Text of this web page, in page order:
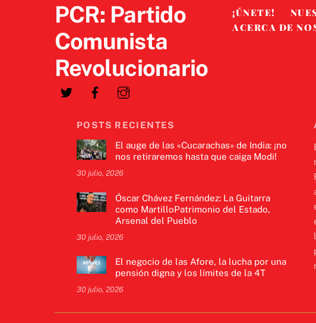
PCR: Partido
Comunista
Revolucionario
¡ÚNETE!
ACERCA DE
POSTS RECIENTES
El auge de las «Cucarachas» de India: ¡no
nos retiraremos hasta que caiga Modi!
30 julio, 2026
Óscar Chávez Fernández: La Guitarra
como MartilloPatrimonio del Estado,
Arsenal del Pueblo
30 julio, 2026
El negocio de las Afore, la lucha por una
pensión digna y los límites de la 4T
30 julio, 2026